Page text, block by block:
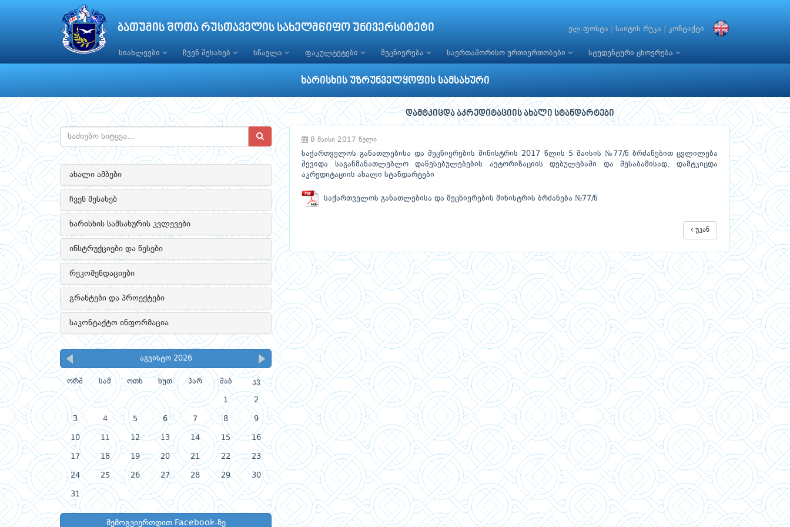
ბათუმის შოთა რუსთაველის სახელმწიფო უნივერსიტეტი ელ.ფოსტა საიტის რუკა კონტაქტი
სიახლეები ჩვენ შესახებ სწავლა ფაკულტეტები მეცნიერება საერთაშორისო ურთიერთობები სტუდენტური ცხოვრება
ხარისხის უზრუნველყოფის სამსახური
ახალი ამბები
ჩვენ შესახებ
ხარისხის სამსახურის კვლევები
ინსტრუქციები და წესები
რეკომენდაციები
გრანტები და პროექტები
საკონტაქტო ინფორმაცია
აგვისტო 2026
ორშ სამ ოთხ ხუთ პარ შაბ კვ
1 2
3 4 5 6 7 8 9
10 11 12 13 14 15 16
17 18 19 20 21 22 23
24 25 26 27 28 29 30
31
შემოგვიერთდით Facebook-ზე
დამტკიცდა აკრედიტაციის ახალი სტანდარტები
8 მაისი 2017 წელი
საქართველოს განათლებისა და მეცნიერების მინისტრის 2017 წლის 5 მაისის №77/ნ ბრძანებით ცვლილება
შევიდა საგანმანათლებლო დაწესებულებების ავტორიზაციის დებულებაში და შესაბამისად, დამტკიცდა
აკრედიტაციის ახალი სტანდარტები
საქართველოს განათლებისა და მეცნიერების მინისტრის ბრძანება №77/ნ
უკან